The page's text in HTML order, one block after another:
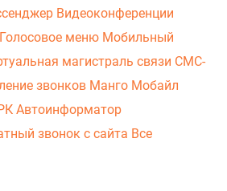
Видеоконференции
Голосовое меню Мобильный
магистраль связи СМС-
звонков Манго Мобайл
Автоинформатор
звонок с сайта Все